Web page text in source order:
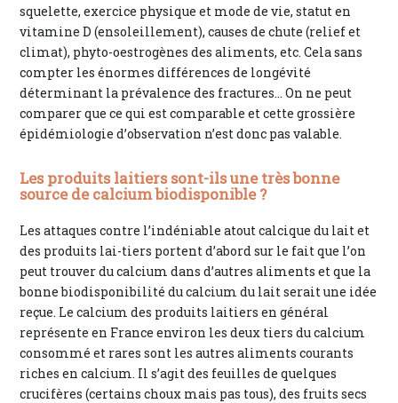
squelette, exercice physique et mode de vie, statut en
vitamine D (ensoleillement), causes de chute (relief et
climat), phyto-oestrogènes des aliments, etc. Cela sans
compter les énormes différences de longévité
déterminant la prévalence des fractures… On ne peut
comparer que ce qui est comparable et cette grossière
épidémiologie d’observation n’est donc pas valable.
Les produits laitiers sont-ils une très bonne
source de calcium biodisponible ?
Les attaques contre l’indéniable atout calcique du lait et
des produits lai-tiers portent d’abord sur le fait que l’on
peut trouver du calcium dans d’autres aliments et que la
bonne biodisponibilité du calcium du lait serait une idée
reçue. Le calcium des produits laitiers en général
représente en France environ les deux tiers du calcium
consommé et rares sont les autres aliments courants
riches en calcium. Il s’agit des feuilles de quelques
crucifères (certains choux mais pas tous), des fruits secs